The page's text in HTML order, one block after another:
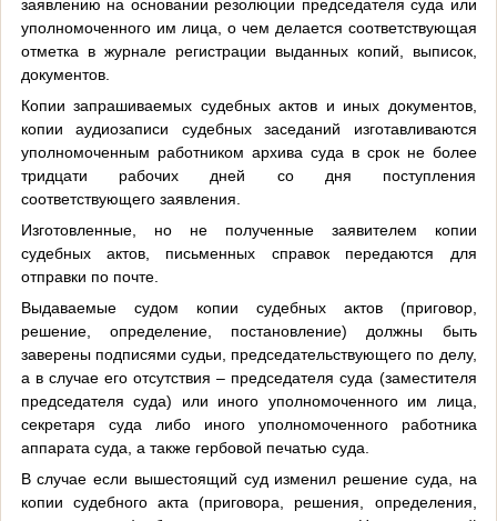
заявлению на основании резолюции председателя суда или
уполномоченного им лица, о чем делается соответствующая
отметка в журнале регистрации выданных копий, выписок,
документов.
Копии запрашиваемых судебных актов и иных документов,
копии аудиозаписи судебных заседаний изготавливаются
уполномоченным работником архива суда в срок не более
тридцати рабочих дней со дня поступления
соответствующего заявления.
Изготовленные, но не полученные заявителем копии
судебных актов, письменных справок передаются для
отправки по почте.
Выдаваемые судом копии судебных актов (приговор,
решение, определение, постановление) должны быть
заверены подписями судьи, председательствующего по делу,
а в случае его отсутствия – председателя суда (заместителя
председателя суда) или иного уполномоченного им лица,
секретаря суда либо иного уполномоченного работника
аппарата суда, а также гербовой печатью суда.
В случае если вышестоящий суд изменил решение суда, на
копии судебного акта (приговора, решения, определения,